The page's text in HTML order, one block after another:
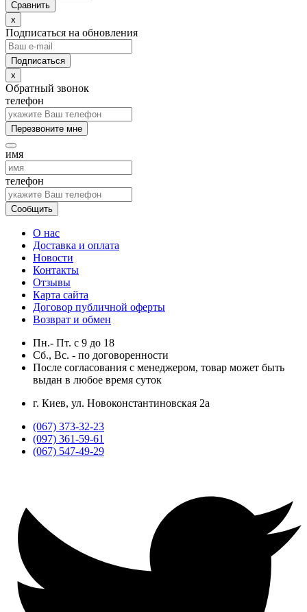
Сравнить
x
Подписаться на обновления
x
Обратный звонок
телефон
Перезвоните мне
имя
телефон
Сообщить
О нас
Доставка и оплата
Новости
Контакты
Отзывы
Карта сайта
Договор публичной оферты
Возврат и обмен
Пн.- Пт. с 9 до 18
Сб., Вс. - по договоренности
После согласования с менеджером, товар может быть
выдан в любое время суток
г. Киев, ул. Новоконстантиновская 2а
(067) 373-32-23
(097) 361-59-61
(067) 547-49-29